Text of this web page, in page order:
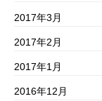
2017年3月
2017年2月
2017年1月
2016年12月